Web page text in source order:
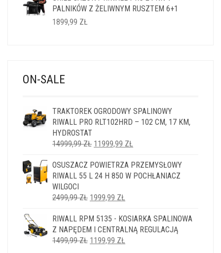
PALNIKÓW Z ŻELIWNYM RUSZTEM 6+1
1899,99 ZŁ
ON-SALE
TRAKTOREK OGRODOWY SPALINOWY
RIWALL PRO RLT102HRD – 102 CM, 17 KM,
HYDROSTAT
14999,99ZŁ PIERWOTNA
WYNOSIŁA:
14999,99 ZŁ.
11999,99 ZŁ
WYNOSI:
11999,99 ZŁ.
OSUSZACZ POWIETRZA PRZEMYSŁOWY
RIWALL 55 L 24 H 850 W POCHŁANIACZ
WILGOCI
2499,99ZŁ PIERWOTNA
WYNOSIŁA:
2499,99 ZŁ.
1999,99 ZŁ
WYNOSI:
1999,99 ZŁ.
RIWALL RPM 5135 - KOSIARKA SPALINOWA
Z NAPĘDEM I CENTRALNĄ REGULACJĄ
1499,99ZŁ PIERWOTNA
1199,99 ZŁ